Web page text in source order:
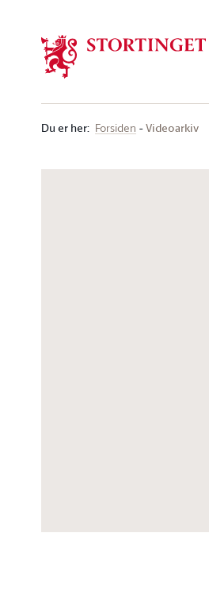
Du er her: Forsiden Videoarkiv